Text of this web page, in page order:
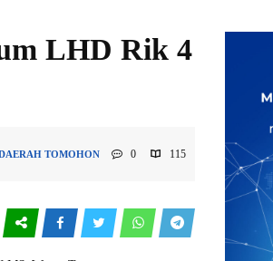
LHD Rik 4
TOMOHON 0 115